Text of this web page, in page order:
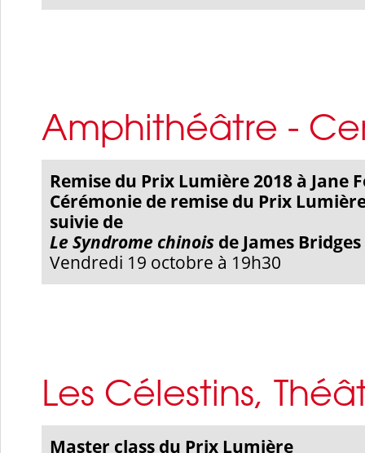
Amphithéâtre -
Remise du Prix Lumière 2018 à Jane
Cérémonie de remise du Prix
suivie de
Le Syndrome chinois de James Bridges
Vendredi 19 octobre à 19h30
Les Célestins,
Master class du Prix Lumière